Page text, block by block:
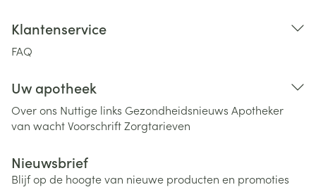
Klantenservice
FAQ
Uw apotheek
Over ons Nuttige links Gezondheidsnieuws Apotheker
van wachtVoorschriftZorgtarieven
Nieuwsbrief
Blijf op de hoogte van nieuwe producten en promoties